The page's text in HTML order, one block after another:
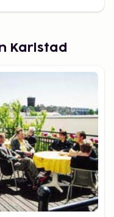
Karlstad